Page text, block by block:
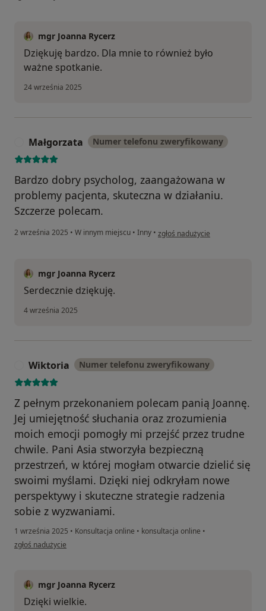
mgr Joanna Rycerz
Dziękuję bardzo. Dla mnie to również było
ważne spotkanie.
24 września 2025
Małgorzata Numer telefonu zweryfikowany
Bardzo dobry psycholog, zaangażowana w
problemy pacjenta, skuteczna w działaniu.
Szczerze polecam.
2 września 2025 • W innym miejscu • Inny • w opinii użytkownika Małgorzata
zgłoś nadużycie
mgr Joanna Rycerz
Serdecznie dziękuję.
4 września 2025
Wiktoria Numer telefonu zweryfikowany
Z pełnym przekonaniem polecam panią Joannę.
Jej umiejętność słuchania oraz zrozumienia
moich emocji pomogły mi przejść przez trudne
chwile. Pani Asia stworzyła bezpieczną
przestrzeń, w której mogłam otwarcie dzielić się
swoimi myślami. Dzięki niej odkryłam nowe
perspektywy i skuteczne strategie radzenia
sobie z wyzwaniami.
1 września 2025 • Konsultacja online • konsultacja online •
w opinii użytkownika Wiktoria
zgłoś nadużycie
mgr Joanna Rycerz
Dzięki wielkie.